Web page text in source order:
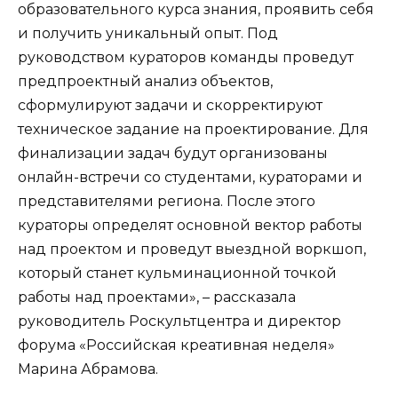
образовательного курса знания, проявить себя
и получить уникальный опыт. Под
руководством кураторов команды проведут
предпроектный анализ объектов,
сформулируют задачи и скорректируют
техническое задание на проектирование. Для
финализации задач будут организованы
онлайн-встречи со студентами, кураторами и
представителями региона. После этого
кураторы определят основной вектор работы
над проектом и проведут выездной воркшоп,
который станет кульминационной точкой
работы над проектами», – рассказала
руководитель Роскультцентра и директор
форума «Российская креативная неделя»
Марина Абрамова.